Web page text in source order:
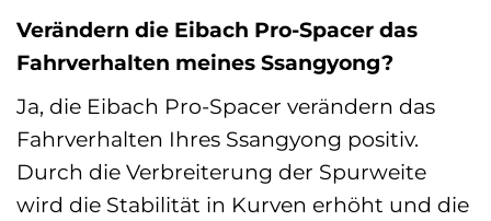
Verändern die Eibach Pro-Spacer das
Fahrverhalten meines Ssangyong?
Ja, die Eibach Pro-Spacer verändern das
Fahrverhalten Ihres Ssangyong positiv.
Durch die Verbreiterung der Spurweite
wird die Stabilität in Kurven erhöht und die